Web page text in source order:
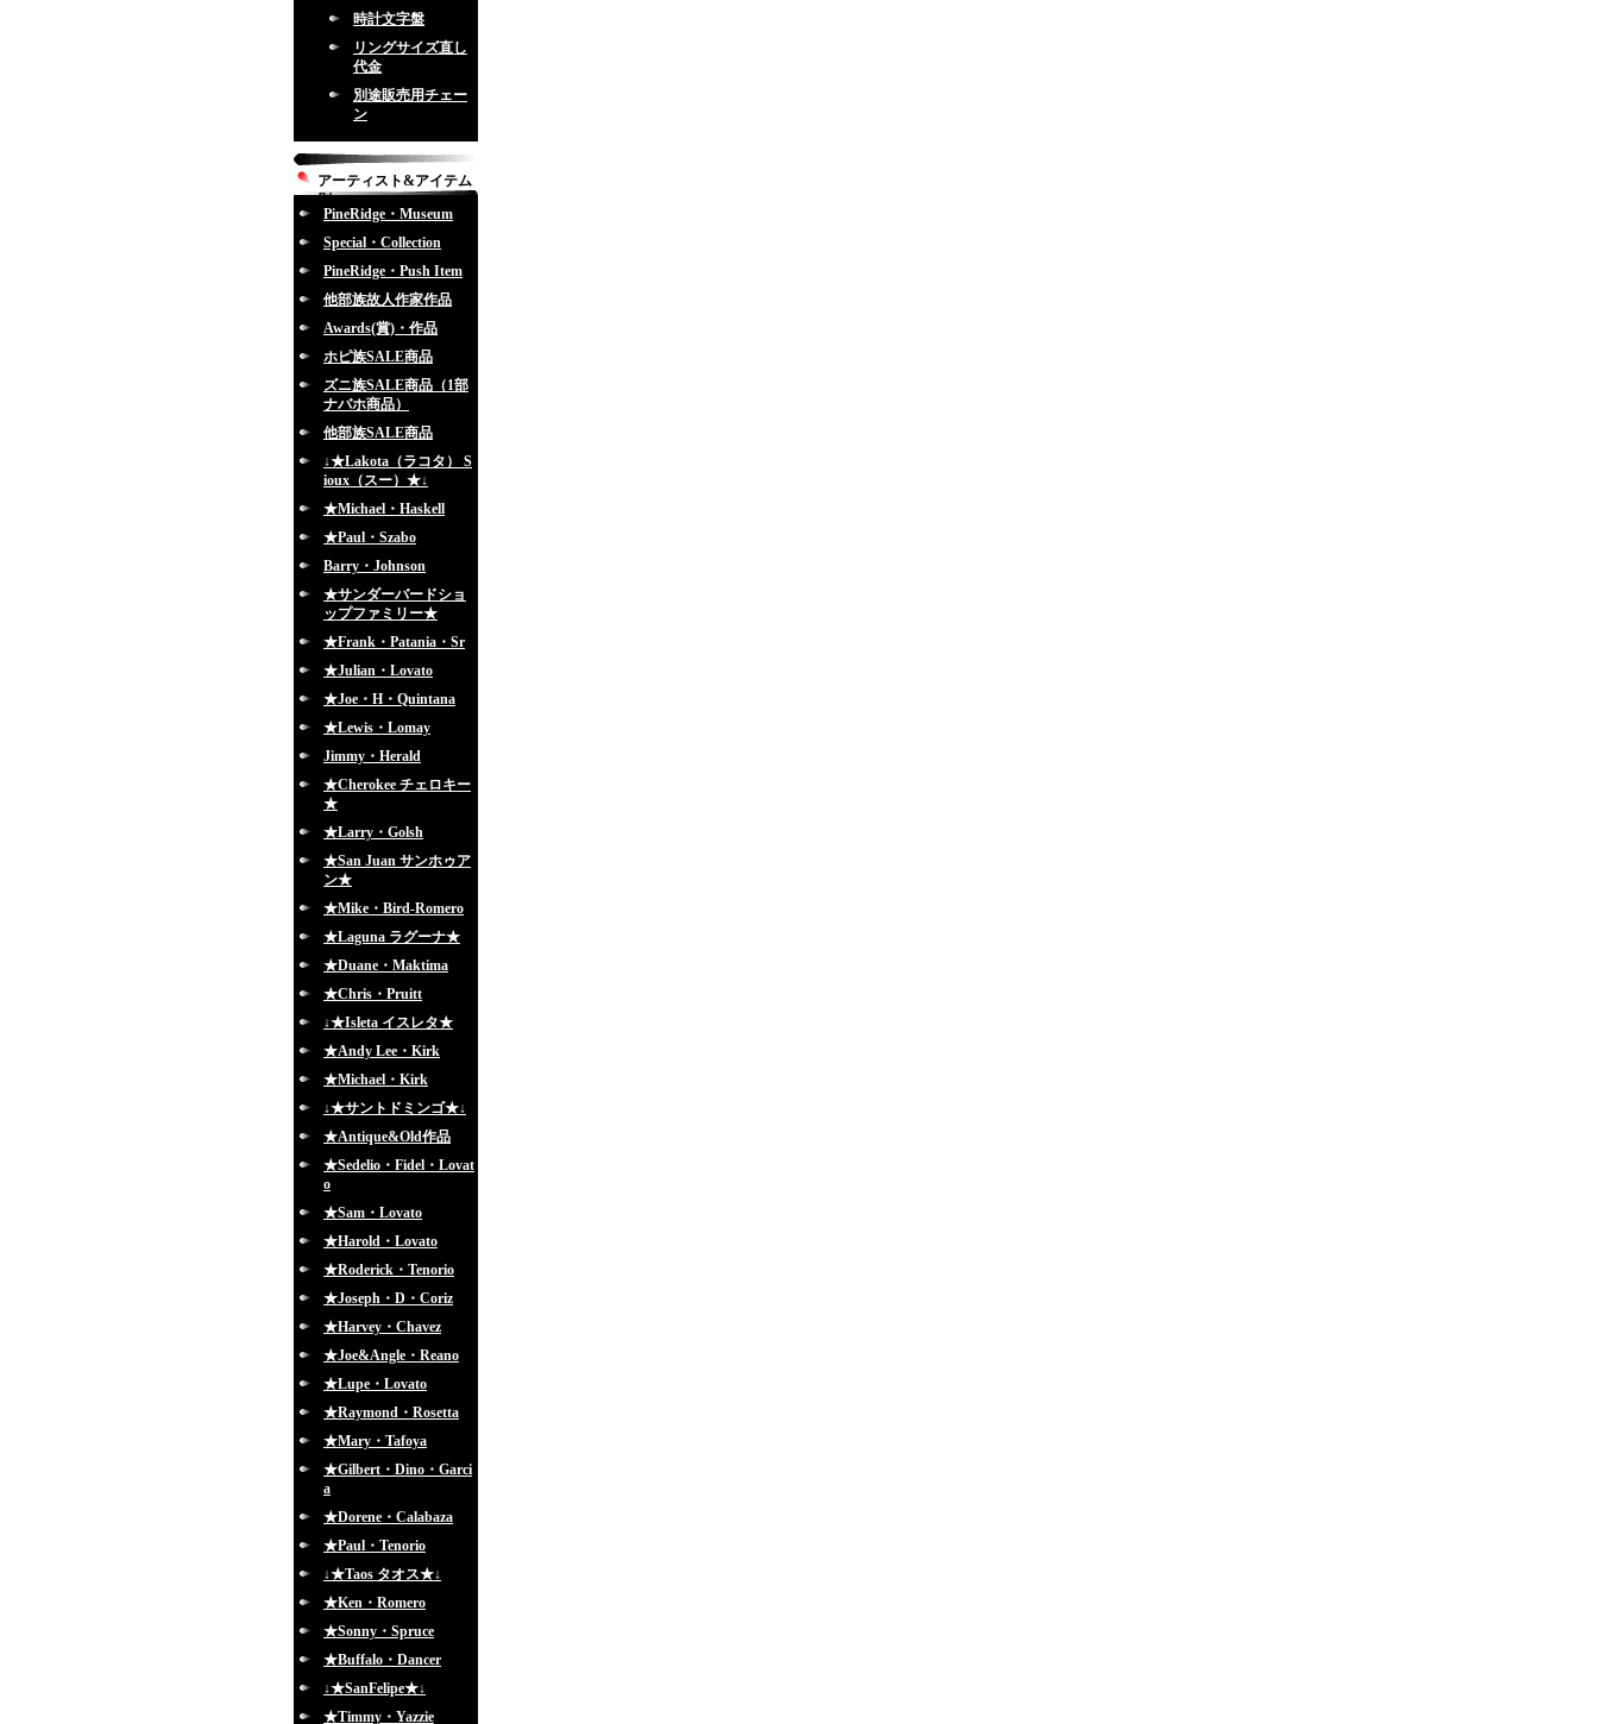
時計文字盤
リングサイズ直し
代金
別途販売用チェー
ン
アーティスト&アイテム
別
PineRidge・Museum
Special・Collection
PineRidge・Push Item
他部族故人作家作品
Awards(賞)・作品
ホピ族SALE商品
ズニ族SALE商品（1部
ナバホ商品）
他部族SALE商品
↓★Lakota（ラコタ） S
ioux（スー）★↓
★Michael・Haskell
★Paul・Szabo
Barry・Johnson
★サンダーバードショ
ップファミリー★
★Frank・Patania・Sr
★Julian・Lovato
★Joe・H・Quintana
★Lewis・Lomay
Jimmy・Herald
★Cherokee チェロキー
★
★Larry・Golsh
★San Juan サンホゥア
ン★
★Mike・Bird-Romero
★Laguna ラグーナ★
★Duane・Maktima
★Chris・Pruitt
↓★Isleta イスレタ★
★Andy Lee・Kirk
★Michael・Kirk
↓★サントドミンゴ★↓
★Antique&Old作品
★Sedelio・Fidel・Lovat
o
★Sam・Lovato
★Harold・Lovato
★Roderick・Tenorio
★Joseph・D・Coriz
★Harvey・Chavez
★Joe&Angle・Reano
★Lupe・Lovato
★Raymond・Rosetta
★Mary・Tafoya
★Gilbert・Dino・Garci
a
★Dorene・Calabaza
★Paul・Tenorio
↓★Taos タオス★↓
★Ken・Romero
★Sonny・Spruce
★Buffalo・Dancer
↓★SanFelipe★↓
★Timmy・Yazzie